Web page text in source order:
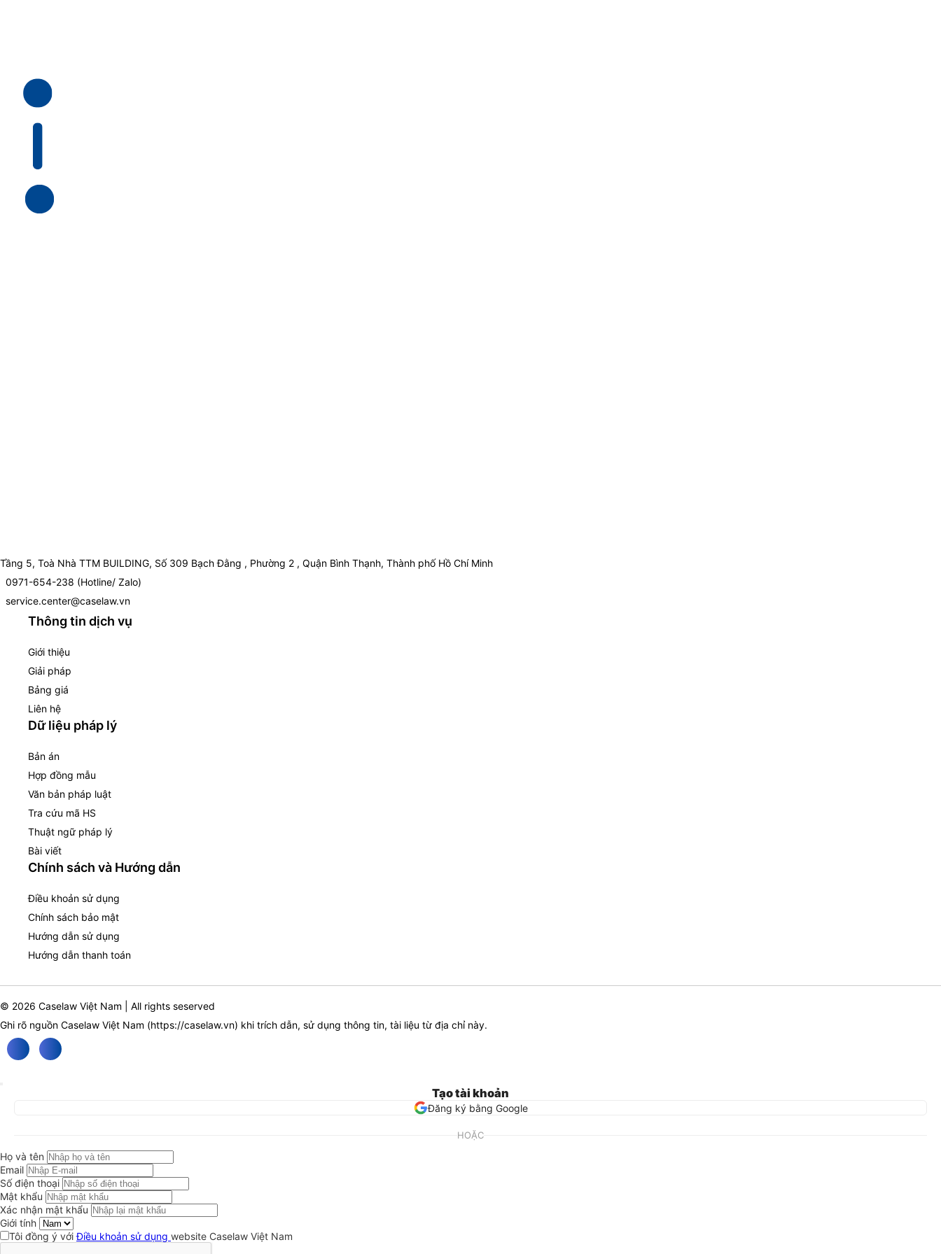
Tầng 5, Toà Nhà TTM BUILDING, Số 309 Bạch Đằng , Phường 2 , Quận Bình Thạnh, Thành phố Hồ Chí Minh
0971-654-238 (Hotline/ Zalo)
service.center@caselaw.vn
Thông tin dịch vụ
Giới thiệu
Giải pháp
Bảng giá
Liên hệ
Dữ liệu pháp lý
Bản án
Hợp đồng mẫu
Văn bản pháp luật
Tra cứu mã HS
Thuật ngữ pháp lý
Bài viết
Chính sách và Hướng dẫn
Điều khoản sử dụng
Chính sách bảo mật
Hướng dẫn sử dụng
Hướng dẫn thanh toán
© 2026 Caselaw Việt Nam | All rights seserved
Ghi rõ nguồn Caselaw Việt Nam (https://caselaw.vn) khi trích dẫn, sử dụng thông tin, tài liệu từ địa chỉ này.
Tạo tài khoản
Đăng ký bằng Google
HOẶC
Họ và tên
Email
Số điện thoại
Mật khẩu
Xác nhận mật khẩu
Giới tính
Tôi đồng ý vớiĐiều khoản sử dụng website Caselaw Việt Nam